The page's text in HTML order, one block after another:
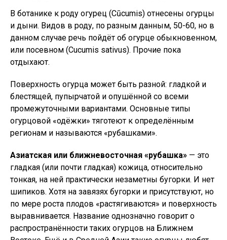
В ботанике к роду огурец (Cūcumis) отнесены огурцы
и дыни. Видов в роду, по разным данным, 50-60, но в
данном случае речь пойдёт об огурце обыкновенном,
или посевном (Cucumis sativus). Прочие пока
отдыхают.
Поверхность огурца может быть разной: гладкой и
блестящей, пупырчатой и опушённой со всеми
промежуточными вариантами. Основные типы
огурцовой «одёжки» тяготеют к определённым
регионам и называются «рубашками».
Азиатская или ближневосточная «рубашка» — это
гладкая (или почти гладкая) кожица, относительно
тонкая, на ней практически незаметны бугорки. И нет
шипиков. Хотя на завязях бугорки и присутствуют, но
по мере роста плодов «растягиваются» и поверхность
выравнивается. Название однозначно говорит о
распространённости таких огурцов на Ближнем